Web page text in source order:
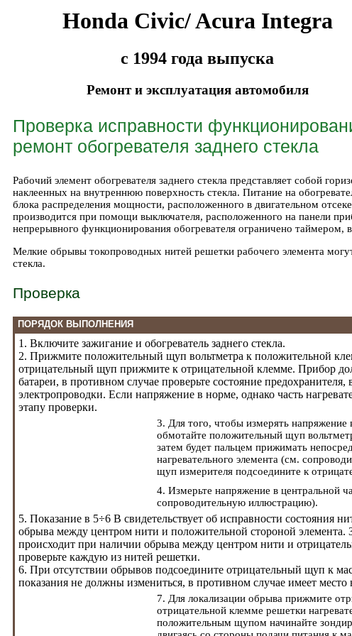
Honda Civic/ Acura Integra
с 1994 года выпуска
Ремонт и эксплуатация автомобиля
Проверка исправности
ремонт обогревателя заднего стекла
Рабочий элемент обогревателя заднего стекла представляет собой
наклеенных на внутреннюю поверхность стекла. Питание на
блока распределения мощности, расположенного в двигательном
производится при помощи выключателя, расположенного на панели
непрерывного функционирования обогревателя ограничено таймером,
Мелкие обрывы токопроводных нитей решетки рабочего элемента
стекла.
Проверка
ПОРЯДОК ВЫПОЛНЕНИЯ
1. Включите зажигание и обогреватель заднего стекла.
2. Прижмите положительный щуп вольтметра к положительной
отрицательный щуп прижмите к отрицательной клемме. Прибор
батареи, в противном случае проверьте состояние
электропроводки. Если напряжение в норме, однако часть
этапу проверки.
3. Для того, чтобы измерять
обмотайте положительный щуп
затем будет пальцем прижимать
нагревательного элемента (см.
щуп измерителя подсоедините к
4. Измерьте напряжение в центральной
сопроводительную иллюстрацию).
5. Показание в 5÷6 В свидетельствует об исправности состояния
обрыва между центром нити и положительной стороной
происходит при наличии обрыва между центром нити и
проверьте каждую из нитей решетки.
6. При отсутствии обрывов подсоедините отрицательный щуп к
показания не должны измениться, в противном случае имеет место
7. Для локализации обрыва прижмите
отрицательной клемме решетки
положительным щупом начинайте